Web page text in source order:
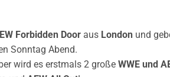
Forbidden Door aus London und
Sonntag Abend.
wird es erstmals 2 großeWWE und